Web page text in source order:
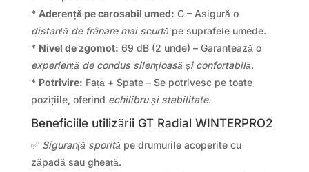
* Aderență pe carosabil umed: C – Asigură o
distanță de frânare mai scurtă pe suprafețe umede.
* Nivel de zgomot: 69 dB (2 unde) – Garantează o
experiență de condus silențioasă și confortabilă.
* Potrivire: Față + Spate – Se potrivesc pe toate
pozițiile, oferind echilibru și stabilitate.
Beneficiile utilizării GT Radial WINTERPRO2
✅ Siguranță sporită pe drumurile acoperite cu
zăpadă sau gheață.